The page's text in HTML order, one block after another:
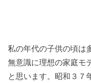
私の年代の子供の頃は
無意識に理想の家庭モ
と思います。昭和３７